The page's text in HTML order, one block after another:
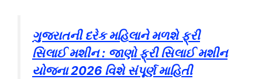
ગુજરાતની દરેક મહિલાને મળશે ફ્રી
સિલાઈ મશીન : જાણો ફ્રી સિલાઈ મશીન
યોજના 2026 વિશે સંપૂર્ણ માહિતી